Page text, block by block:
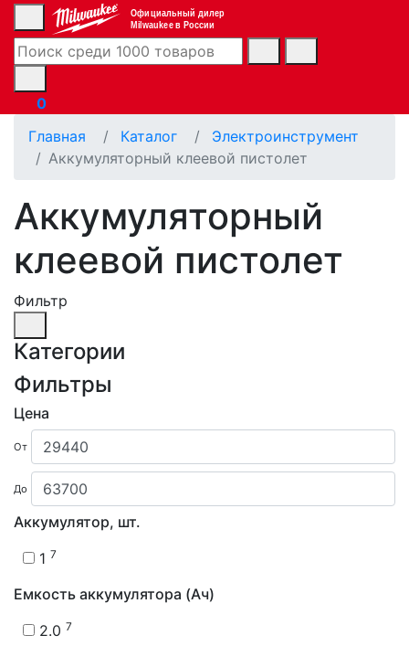
Официальный дилер
Milwaukee в России
0
Главная
Каталог
Электроинструмент
Аккумуляторный клеевой пистолет
Аккумуляторный
клеевой пистолет
Фильтр
Категории
Фильтры
Цена
От
До
Аккумулятор, шт.
1 7
Емкость аккумулятора (Ач)
2.0 7